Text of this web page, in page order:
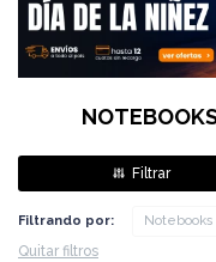
Filtrando por: Notebooks
Quitar filtros